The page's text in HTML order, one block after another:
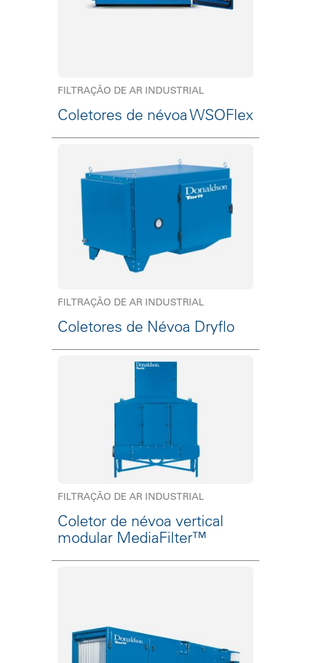
FILTRAÇÃO DE AR INDUSTRIAL
Coletores de névoa WSOFlex
FILTRAÇÃO DE AR INDUSTRIAL
Coletores de Névoa Dryflo
FILTRAÇÃO DE AR INDUSTRIAL
Coletor de névoa vertical
modular MediaFilter™